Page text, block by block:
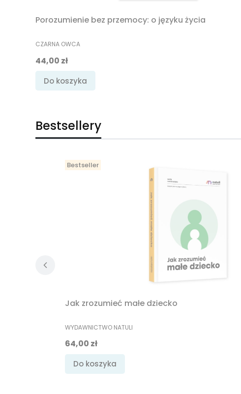
Porozumienie bez przemocy: o języku życia
PRODUCENT
CZARNA OWCA
Cena promocyjna
44,00 zł
Do koszyka
Bestsellery
Bestseller
Jak zrozumieć małe dziecko
PRODUCENT
WYDAWNICTWO NATULI
Cena
64,00 zł
Do koszyka